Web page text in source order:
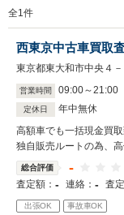
全1件
西東京中古車買取
東京都東大和市中央４
営業時間 09:00～21:00
定休日
年中無休
高額車でも一括現金買取
独自販売ルートの為、高
総合評価 -
査定額： - 連絡： - 査
出張OK 事故車OK